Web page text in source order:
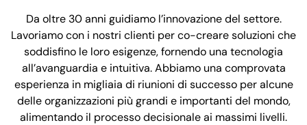
Da oltre 30 anni guidiamo l’innovazione del settore.
Lavoriamo con i nostri clienti per co-creare soluzioni che
soddisfino le loro esigenze, fornendo una tecnologia
all’avanguardia e intuitiva. Abbiamo una comprovata
esperienza in migliaia di riunioni di successo per alcune
delle organizzazioni più grandi e importanti del mondo,
alimentando il processo decisionale ai massimi livelli.